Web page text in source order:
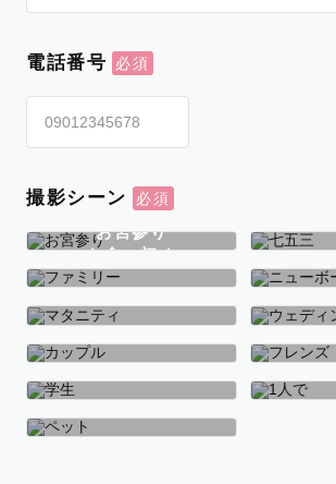
電話番号
撮影シーン
お宮参り
お食い初め
ファミリー ニ
マタニティ ウ
カップル
学生